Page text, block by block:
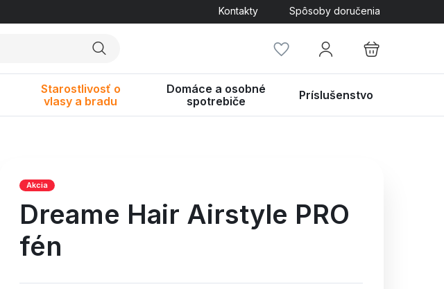
Kontakty Spôsoby doručenia
Starostlivosť o
vlasy a bradu
Domáce a osobné
spotrebiče
Príslušenstvo
Akcia
Dreame Hair Airstyle PRO
fén